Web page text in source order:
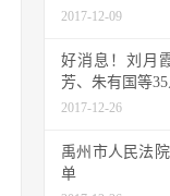
2017-12-09
好消息！刘月
芳、朱有国等
2017-12-26
禹州市人民法
单